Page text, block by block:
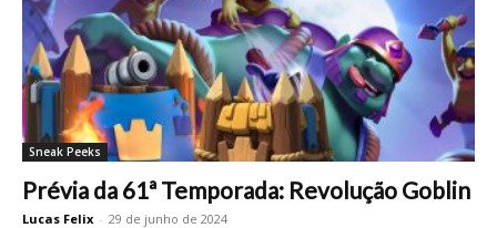
Sneak Peeks
Prévia da 61ª Temporada: Revolução Goblin
Lucas Felix - 29 de junho de 2024